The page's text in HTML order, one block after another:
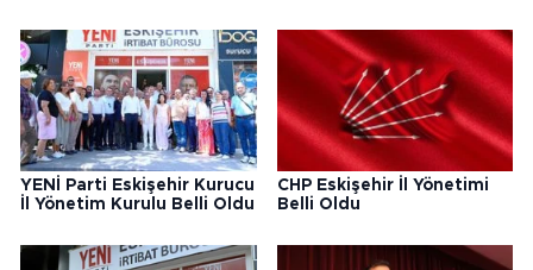
YENİ Parti Eskişehir Kurucu
İl Yönetim Kurulu Belli Oldu
CHP Eskişehir İl Yönetimi
Belli Oldu